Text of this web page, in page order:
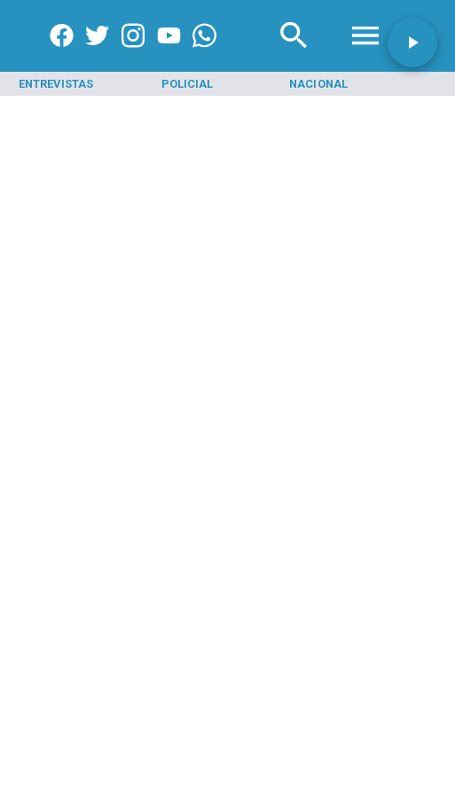
ENTREVISTAS POLICIAL NACIONAL